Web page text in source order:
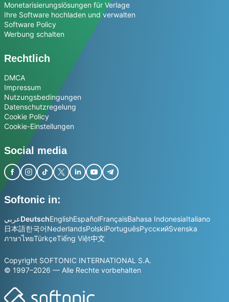
Monetarisierungslösungen für Verlage
Ihre Software hochladen und verwalten
Software Policy
Werbung schalten
Rechtlich
DMCA
Impressum
Nutzungsbedingungen
Datenschutzregelung
Cookie Policy
Cookie-Einstellungen
Social media
Softonic in:
عربيDeutschEnglishEspañolFrançaisBahasa IndonesiaItaliano
日本語한국어NederlandsPolskiPortuguêsРусскийSvenska
ภาษาไทยTürkçeTiếng Việt中文
Copyright SOFTONIC INTERNATIONAL S.A.
© 1997–2026 — Alle Rechte vorbehalten